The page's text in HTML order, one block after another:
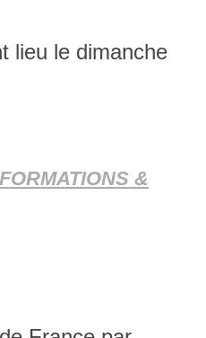
lieu le dimanche
&